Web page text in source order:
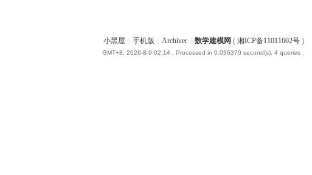
小黑屋 手机版 Archiver 数学建模网 ( 湘ICP备11011602号)
GMT+8, 2026-8-9 02:14, Processed in 0.036370 second(s), 4 queries .